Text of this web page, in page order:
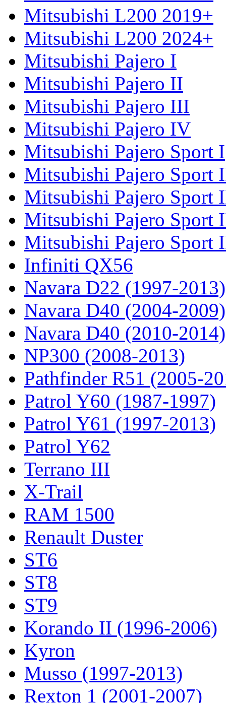
Mitsubishi L200 2019+
Mitsubishi L200 2024+
Mitsubishi Pajero I
Mitsubishi Pajero II
Mitsubishi Pajero III
Mitsubishi Pajero IV
Mitsubishi Pajero Sport I
Mitsubishi Pajero Sport
Mitsubishi Pajero Sport
Mitsubishi Pajero Sport
Mitsubishi Pajero Sport
Infiniti QX56
Navara D22 (1997-2013)
Navara D40 (2004-2009)
Navara D40 (2010-2014)
NP300 (2008-2013)
Pathfinder R51 (2005-
Patrol Y60 (1987-1997)
Patrol Y61 (1997-2013)
Patrol Y62
Terrano III
X-Trail
RAM 1500
Renault Duster
ST6
ST8
ST9
Korando II (1996-2006)
Kyron
Musso (1997-2013)
Rexton 1 (2001-2007)